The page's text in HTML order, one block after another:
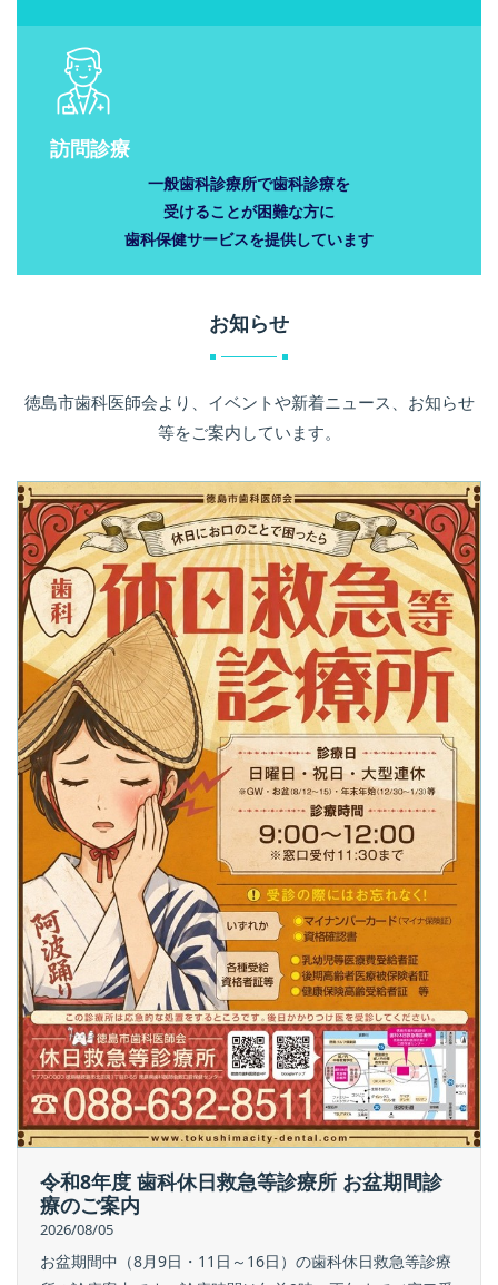
訪問診療
一般歯科診療所で歯科診療を
受けることが困難な方に
歯科保健サービスを提供しています
お知らせ
徳島市歯科医師会より、イベントや新着ニュース、お知らせ
等をご案内しています。
令和8年度 歯科休日救急等診療所 お盆期間診
療のご案内
2026/08/05
お盆期間中（8月9日・11日～16日）の歯科休日救急等診療